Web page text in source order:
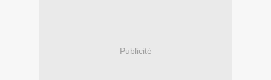
Publicité